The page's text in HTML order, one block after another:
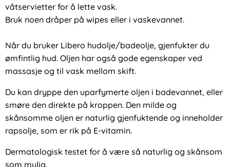
våtservietter for å lette vask.
Bruk noen dråper på wipes eller i vaskevannet.
Når du bruker Libero hudolje/badeolje, gjenfukter du
ømfintlig hud. Oljen har også gode egenskaper ved
massasje og til vask mellom skift.
Du kan dryppe den uparfymerte oljen i badevannet, eller
smøre den direkte på kroppen. Den milde og
skånsomme oljen er naturlig gjenfuktende og inneholder
rapsolje, som er rik på E-vitamin.
Dermatologisk testet for å være så naturlig og skånsom
som mulig.